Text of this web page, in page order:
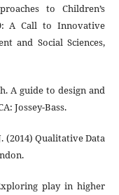
to Children’s
A Call to Innovative
and Social Sciences,
A guide to design and
Jossey-Bass.
(2014) Qualitative Data
play in higher